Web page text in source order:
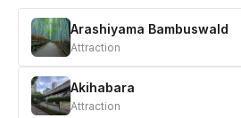
Arashiyama Bambuswald
Attraction
Akihabara
Attraction